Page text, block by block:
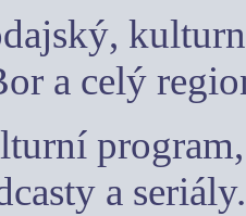
a celý
a seriály.